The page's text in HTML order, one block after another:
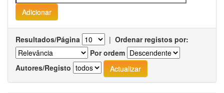
Resultados/Página | Ordenar registos por:
Por ordem
Autores/Registo